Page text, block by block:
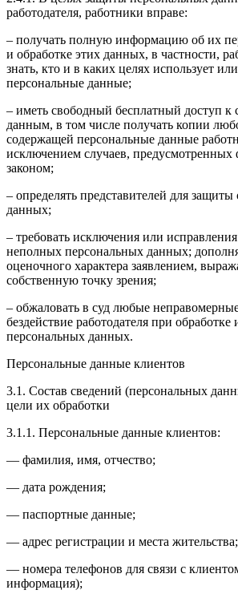
работодателя, работники вправе:
– получать полную информацию об их
и обработке этих данных, в частности,
знать, кто и в каких целях использует
персональные данные;
– иметь свободный бесплатный доступ
данным, в том числе получать копии
содержащей персональные данные
исключением случаев, предусмотренных
законом;
– определять представителей для
данных;
– требовать исключения или
неполных персональных данных;
оценочного характера заявлением,
собственную точку зрения;
– обжаловать в суд любые
бездействие работодателя при обработке
персональных данных.
Персональные данные клиентов
3.1. Состав сведений (персональных
цели их обработки
3.1.1. Персональные данные клиентов:
— фамилия, имя, отчество;
— дата рождения;
— паспортные данные;
— адрес регистрации и места жительства;
— номера телефонов для связи с
информация);